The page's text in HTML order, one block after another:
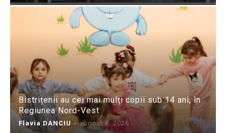
Bistrițenii au cei mai mulți copii sub 14 ani, în
Regiunea Nord-Vest
Flavia DANCIU - august 8, 2026